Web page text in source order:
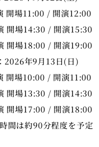
開場11:00 / 開演12:00
開場14:30 / 開演15:30
開場18:00 / 開演19:00
2026年9月13日(日)
開場10:00 / 開演11:00
開場13:30 / 開演14:30
開場17:00 / 開演18:00
間は約90分程度を予定